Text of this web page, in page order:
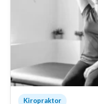
Kiropraktor